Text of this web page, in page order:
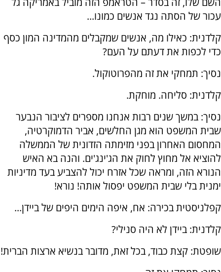
עכור של הסתה נגד אנשים כמונו...
קלדנית: כאילו מה, אנשים שמקבלים מהמדינה המון כסף
כדי לכפות את דעתם על העם?
נסיך: תמחקי את זה מהפרוטוקול.
קלדנית: סליחה. מוחקת.
נסיך: במשך שנים רבות אנחנו מספרים לציבור הנבער
שבית המשפט הוא מגן החלשים, אביר הדמוקרטיה,
המחסום האחרון בפני מזימתה הזדונית של הממשלה
להוציא אל מחוץ לחוק את הג'ינג'ים. והנה בא האיש
הנורא הזה, ומראה שכל אזרח יכול להצביע בעד מדיניות
ימנית בלי שבית המשפט יפסול אותה! נורא!
קפלניסטית בכירה: אח, איפה הימים היפים של ביידן...
קלדנית: ביידן לא היה סנילי?
שופטת: קצת כבוד, בכל זאת, מדובר בנשיא ארצות הברית!